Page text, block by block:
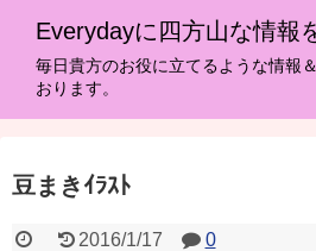
Everydayに四方山な情報
毎日貴方のお役に立てるような情報
おります。
豆まきｲﾗｽﾄ
2016/1/17 0